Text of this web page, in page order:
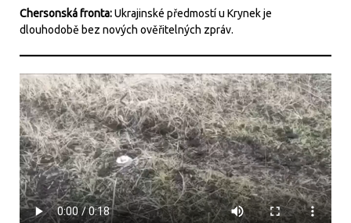
Chersonská fronta:Ukrajinské předmostí u Krynek je
dlouhodobě bez nových ověřitelných zpráv.